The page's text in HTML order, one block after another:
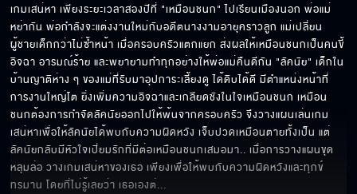
จะให้ผมอยู่ตัวคนเดียวบนโลกนี้ให้ได้เลยใช่ไหม
แกจะตายก่อนฉันได้ยังไง
เกมเสน่หา เพียงระยะเวลาสองปีที่ "เหมือนชนก" ไปเรียนเมืองนอก พ่อแม่
หย่ากัน พ่อกำลังจะแต่งงานใหม่กับอดีตนางงามอายุคราวลูก แม่เปลี่ยน
ผู้ชายเด็กกว่าไม่ซ้ำหน้า เมื่อครอบครัวแตกแยก ส่งผลให้เหมือนชนกเป็นคนขี้
อิจฉา อารมณ์ร้าย และพยายามทำทุกอย่างให้พ่อแม่คืนดีกัน "ลัคนัย" เด็กใน
บ้านญาติห่าง ๆ ของแม่ที่รับมาอุปการะเลี้ยงดู ได้ดิบได้ดี มีตำแหน่งหน้าที่
การงานใหญ่โต ยิ่งเพิ่มความอิจฉาและเกลียดชังในใจเหมือนชนก เหมือน
ชนกต้องการกำจัดลัคนัยออกไปให้พ้นจากครอบครัว จึงวางแผนเล่นเกม
เสน่หาเพื่อให้ลัคนัยได้พบกับความผิดหวัง เจ็บปวดเหมือนตายทั้งเป็น แต่
ลัคนัยกลับมีหัวใจเปี่ยมรักที่มีต่อเหมือนชนกเสมอมา.. เมื่อการวางแผนขุด
หลุมล่อ วางเกมเสน่หาของเธอ เพียงเพื่อให้พบกับความผิดหวังและทุกข์
ทรมาน โดยที่ไม่รู้เลยว่า เธอเองต่...